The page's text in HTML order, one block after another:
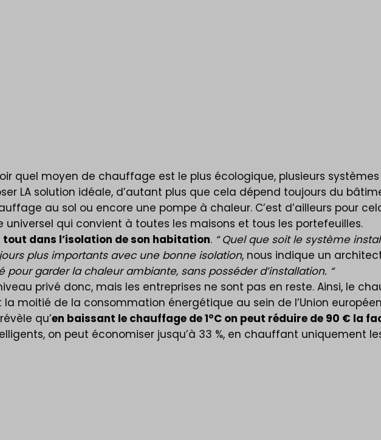
quel moyen de chauffage est le plus écologique, plusieurs
LA solution idéale, d’autant plus que cela dépend toujours du
au sol ou encore une pompe à chaleur. C’est d’ailleurs pour
universel qui convient à toutes les maisons et tous les portefeuilles.
dans l’isolation de son habitation. “ Quel que soit le système
plus importants avec une bonne isolation, nous indique un
garder la chaleur ambiante, sans posséder d’installation. “
privé donc, mais les entreprises ne sont pas en reste. Ainsi, le
moitié de la consommation énergétique au sein de l’Union
qu’en baissant le chauffage de 1°C on peut réduire de 90 € la
on peut économiser jusqu’à 33 %, en chauffant uniquement